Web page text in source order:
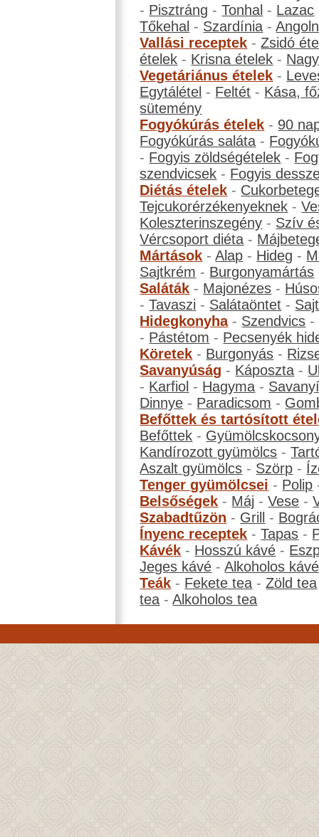
- Pisztráng -Tonhal - Lazac
Tőkehal - Szardínia -
Vallási receptek -Zsidó
ételek - Krisna ételek -
Vegetáriánus ételek -
Egytálétel - Feltét - Kása,
sütemény
Fogyókúrás ételek - 90
Fogyókúrás saláta -
- Fogyis zöldségételek -
szendvicsek - Fogyis
Diétás ételek -
Tejcukorérzékenyeknek -
Koleszterinszegény - Szív
Vércsoport diéta -
Mártások -Alap - Hideg -
Sajtkrém - Burgonyamártás
Saláták - Majonézes -
-Tavaszi - Salátaöntet -
Hidegkonyha- Szendvics -
- Pástétom - Pecsenyék
Köretek - Burgonyás -
Savanyúság - Káposzta -
- Karfiol - Hagyma -
Dinnye - Paradicsom -
Befőttek és tartósított
Befőttek -
Kandírozott gyümölcs -
Aszalt gyümölcs - Szörp -
Tenger gyümölcsei - Polip
Belsőségek - Máj -Vese -
Szabadtűzön - Grill -
Ínyenc receptek -Tapas -
Kávék - Hosszú kávé -
Jeges kávé -Alkoholos kávé
Teák - Fekete tea -Zöld tea
tea -Alkoholos tea